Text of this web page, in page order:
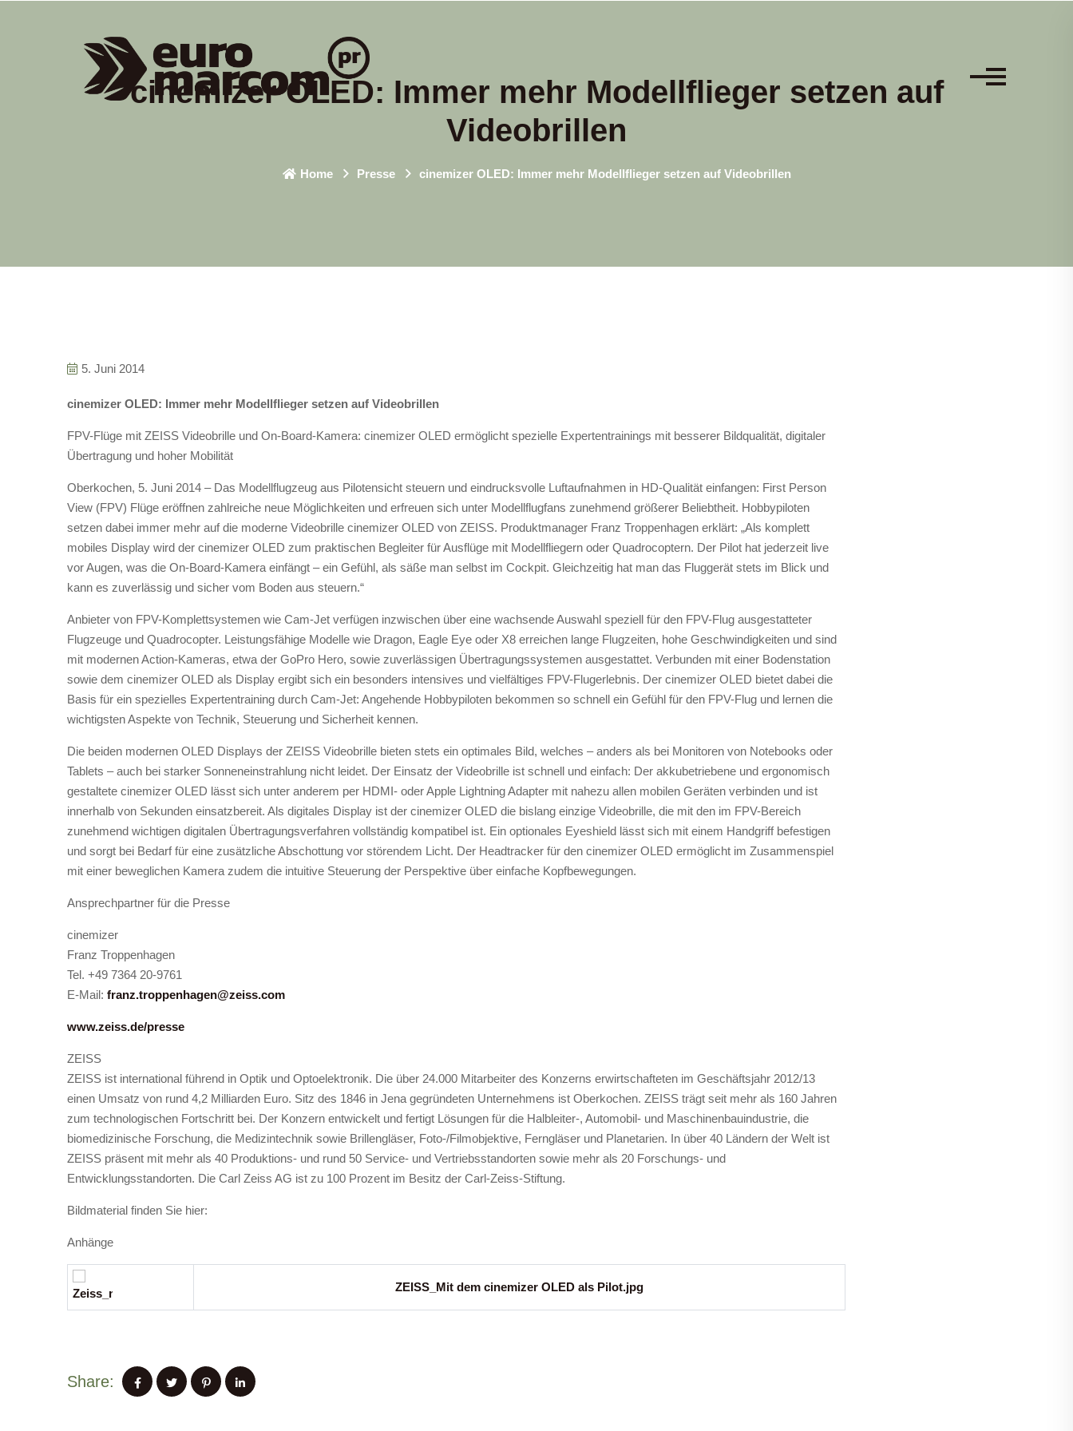
cinemizer OLED: Immer mehr Modellflieger setzen auf
Videobrillen
Home Presse cinemizer OLED: Immer mehr Modellflieger setzen auf Videobrillen
5. Juni 2014
cinemizer OLED: Immer mehr Modellflieger setzen auf Videobrillen
FPV-Flüge mit ZEISS Videobrille und On-Board-Kamera: cinemizer OLED ermöglicht spezielle Expertentrainings mit besserer Bildqualität, digitaler
Übertragung und hoher Mobilität
Oberkochen, 5. Juni 2014 – Das Modellflugzeug aus Pilotensicht steuern und eindrucksvolle Luftaufnahmen in HD-Qualität einfangen: First Person
View (FPV) Flüge eröffnen zahlreiche neue Möglichkeiten und erfreuen sich unter Modellflugfans zunehmend größerer Beliebtheit. Hobbypiloten
setzen dabei immer mehr auf die moderne Videobrille cinemizer OLED von ZEISS. Produktmanager Franz Troppenhagen erklärt: „Als komplett
mobiles Display wird der cinemizer OLED zum praktischen Begleiter für Ausflüge mit Modellfliegern oder Quadrocoptern. Der Pilot hat jederzeit live
vor Augen, was die On-Board-Kamera einfängt – ein Gefühl, als säße man selbst im Cockpit. Gleichzeitig hat man das Fluggerät stets im Blick und
kann es zuverlässig und sicher vom Boden aus steuern.“
Anbieter von FPV-Komplettsystemen wie Cam-Jet verfügen inzwischen über eine wachsende Auswahl speziell für den FPV-Flug ausgestatteter
Flugzeuge und Quadrocopter. Leistungsfähige Modelle wie Dragon, Eagle Eye oder X8 erreichen lange Flugzeiten, hohe Geschwindigkeiten und sind
mit modernen Action-Kameras, etwa der GoPro Hero, sowie zuverlässigen Übertragungssystemen ausgestattet. Verbunden mit einer Bodenstation
sowie dem cinemizer OLED als Display ergibt sich ein besonders intensives und vielfältiges FPV-Flugerlebnis. Der cinemizer OLED bietet dabei die
Basis für ein spezielles Expertentraining durch Cam-Jet: Angehende Hobbypiloten bekommen so schnell ein Gefühl für den FPV-Flug und lernen die
wichtigsten Aspekte von Technik, Steuerung und Sicherheit kennen.
Die beiden modernen OLED Displays der ZEISS Videobrille bieten stets ein optimales Bild, welches – anders als bei Monitoren von Notebooks oder
Tablets – auch bei starker Sonneneinstrahlung nicht leidet. Der Einsatz der Videobrille ist schnell und einfach: Der akkubetriebene und ergonomisch
gestaltete cinemizer OLED lässt sich unter anderem per HDMI- oder Apple Lightning Adapter mit nahezu allen mobilen Geräten verbinden und ist
innerhalb von Sekunden einsatzbereit. Als digitales Display ist der cinemizer OLED die bislang einzige Videobrille, die mit den im FPV-Bereich
zunehmend wichtigen digitalen Übertragungsverfahren vollständig kompatibel ist. Ein optionales Eyeshield lässt sich mit einem Handgriff befestigen
und sorgt bei Bedarf für eine zusätzliche Abschottung vor störendem Licht. Der Headtracker für den cinemizer OLED ermöglicht im Zusammenspiel
mit einer beweglichen Kamera zudem die intuitive Steuerung der Perspektive über einfache Kopfbewegungen.
Ansprechpartner für die Presse
cinemizer
Franz Troppenhagen
Tel. +49 7364 20-9761
E-Mail: franz.troppenhagen@zeiss.com
www.zeiss.de/presse
ZEISS
ZEISS ist international führend in Optik und Optoelektronik. Die über 24.000 Mitarbeiter des Konzerns erwirtschafteten im Geschäftsjahr 2012/13
einen Umsatz von rund 4,2 Milliarden Euro. Sitz des 1846 in Jena gegründeten Unternehmens ist Oberkochen. ZEISS trägt seit mehr als 160 Jahren
zum technologischen Fortschritt bei. Der Konzern entwickelt und fertigt Lösungen für die Halbleiter-, Automobil- und Maschinenbauindustrie, die
biomedizinische Forschung, die Medizintechnik sowie Brillengläser, Foto-/Filmobjektive, Ferngläser und Planetarien. In über 40 Ländern der Welt ist
ZEISS präsent mit mehr als 40 Produktions- und rund 50 Service- und Vertriebsstandorten sowie mehr als 20 Forschungs- und
Entwicklungsstandorten. Die Carl Zeiss AG ist zu 100 Prozent im Besitz der Carl-Zeiss-Stiftung.
Bildmaterial finden Sie hier:
Anhänge
ZEISS_Mit dem cinemizer OLED als Pilot.jpg
Share: